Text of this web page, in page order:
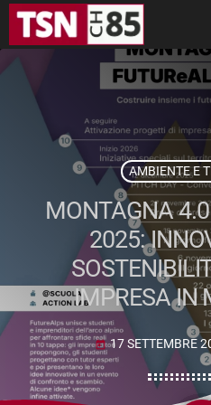
AMBIENTE E
MONTAGNA
2025:
IMPRESA IN
today 17 SETTEMBRE